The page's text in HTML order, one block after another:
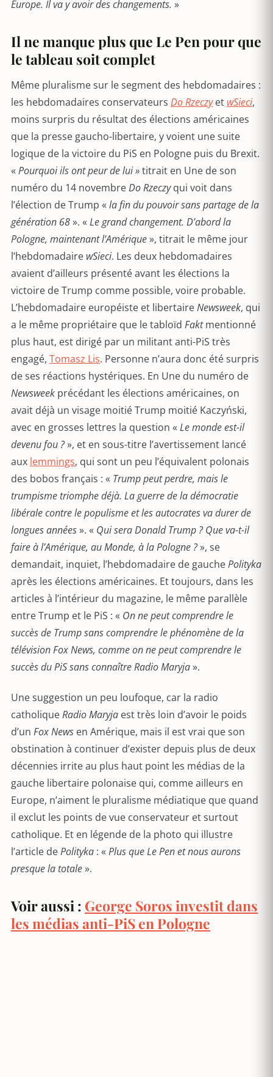
Europe. Il va y avoir des changements. »
Il ne manque plus que Le Pen pour que
le tableau soit complet
Même pluralisme sur le segment des hebdomadaires :
les hebdomadaires conservateurs Do Rzeczyet wSieci,
moins surpris du résultat des élections américaines
que la presse gaucho-libertaire, y voient une suite
logique de la victoire du PiS en Pologne puis du Brexit.
« Pourquoi ils ont peur de lui »titrait en Une de son
numéro du 14 novembreDo Rzeczyqui voit dans
l’élection de Trump « la fin du pouvoir sans partage de la
génération 68». « Le grand changement. D’abord la
Pologne, maintenant l’Amérique», titrait le même jour
l’hebdomadaire wSieci. Les deux hebdomadaires
avaient d’ailleurs présenté avant les élections la
victoire de Trump comme possible, voire probable.
L’hebdomadaire européiste et libertaireNewsweek, qui
a le même propriétaire que le tabloïd Faktmentionné
plus haut, est dirigé par un militant anti-PiS très
engagé, Tomasz Lis. Personne n’aura donc été surpris
de ses réactions hystériques. En Une du numéro de
Newsweek précédant les élections américaines, on
avait déjà un visage moitié Trump moitié Kaczyński,
avec en grosses lettres la question « Le monde est-il
devenu fou ?», et en sous-titre l’avertissement lancé
aux lemmings, qui sont un peu l’équivalent polonais
des bobos français : « Trump peut perdre, mais le
trumpisme triomphe déjà. La guerre de la démocratie
libérale contre le populisme et les autocrates va durer de
longues années». « Qui sera Donald Trump ? Que va-t-il
faire à l’Amérique, au Monde, à la Pologne ?», se
demandait, inquiet, l’hebdomadaire de gauchePolityka
après les élections américaines. Et toujours, dans les
articles à l’intérieur du magazine, le même parallèle
entre Trump et le PiS : « On ne peut comprendre le
succès de Trump sans comprendre le phénomène de la
télévision Fox News, comme on ne peut comprendre le
succès du PiS sans connaître Radio Maryja».
Une suggestion un peu loufoque, car la radio
catholiqueRadioMaryja est très loin d’avoir le poids
d’un Fox News en Amérique, mais il est vrai que son
obstination à continuer d’exister depuis plus de deux
décennies irrite au plus haut point les médias de la
gauche libertaire polonaise qui, comme ailleurs en
Europe, n’aiment le pluralisme médiatique que quand
il exclut les points de vue conservateur et surtout
catholique. Et en légende de la photo qui illustre
l’article dePolityka : « Plus que Le Pen et nous aurons
presque la totale».
Voir aussi : George Soros investit dans
les médias anti-PiS en Pologne